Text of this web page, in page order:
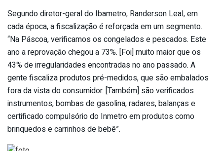
Segundo diretor-geral do Ibametro, Randerson Leal, em
cada época, a fiscalização é reforçada em um segmento.
“Na Páscoa, verificamos os congelados e pescados. Este
ano a reprovação chegou a 73%. [Foi] muito maior que os
43% de irregularidades encontradas no ano passado. A
gente fiscaliza produtos pré-medidos, que são embalados
fora da vista do consumidor. [Também] são verificados
instrumentos, bombas de gasolina, radares, balanças e
certificado compulsório do Inmetro em produtos como
brinquedos e carrinhos de bebê”.